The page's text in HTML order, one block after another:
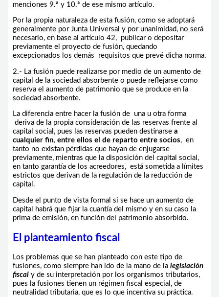
menciones 9.ª y 10.ª de ese mismo artículo.
Por la propia naturaleza de esta fusión, como se adoptará
generalmente por Junta Universal y por unanimidad, no será
necesario, en base al artículo 42, publicar o depositar
previamente el proyecto de fusión, quedando
excepcionados los demás requisitos que prevé dicha norma.
2.- La fusión puede realizarse por medio de un aumento de
capital de la sociedad absorbente o puede reflejarse como
reserva el aumento de patrimonio que se produce en la
sociedad absorbente.
La diferencia entre hacer la fusión de una u otra forma
deriva de la propia consideración de las reservas frente al
capital social, pues las reservas pueden destinarse a
cualquier fin, entre ellos el de reparto entre socios, en
tanto no existan pérdidas que hayan de enjugarse
previamente, mientras que la disposición del capital social,
en tanto garantía de los acreedores, está sometida a límites
estrictos que derivan de la regulación de la reducción de
capital.
Desde el punto de vista formal si se hace un aumento de
capital habrá que fijar la cuantía del mismo y en su caso la
prima de emisión, en función del patrimonio absorbido.
El planteamiento fiscal
Los problemas que se han planteado con este tipo de
fusiones, como siempre han ido de la mano de la legislación
fiscal y de su interpretación por los organismos tributarios,
pues la fusiones tienen un régimen fiscal especial, de
neutralidad tributaria, que es lo que incentiva su práctica.